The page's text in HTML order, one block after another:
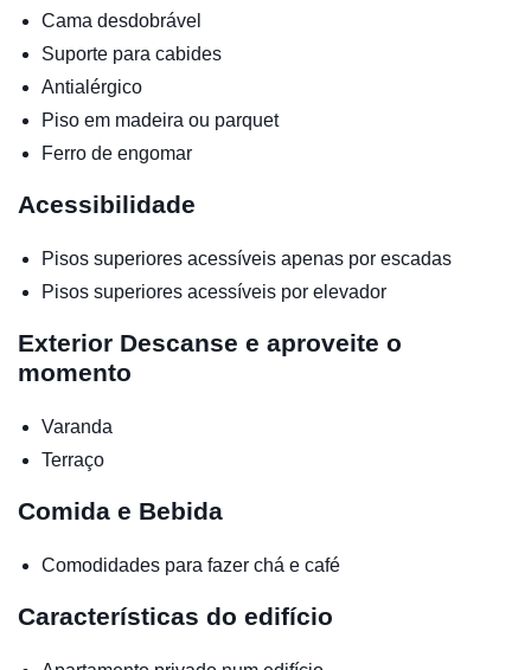
Cama desdobrável
Suporte para cabides
Antialérgico
Piso em madeira ou parquet
Ferro de engomar
Acessibilidade
Pisos superiores acessíveis apenas por escadas
Pisos superiores acessíveis por elevador
Exterior Descanse e aproveite o
momento
Varanda
Terraço
Comida e Bebida
Comodidades para fazer chá e café
Características do edifício